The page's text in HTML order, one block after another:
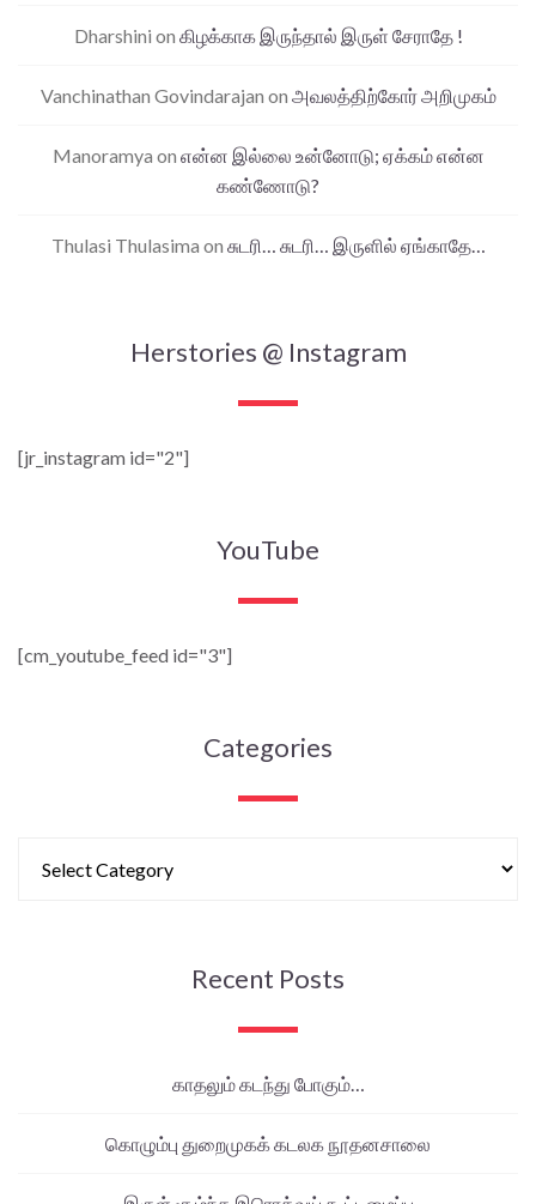
Dharshini on கிழக்காக இருந்தால் இருள் சேராதே !
Vanchinathan Govindarajan on அவலத்திற்கோர் அறிமுகம்
Manoramya on என்ன இல்லை உன்னோடு; ஏக்கம் என்ன
கண்ணோடு?
Thulasi Thulasima on சுடரி… சுடரி… இருளில் ஏங்காதே…
Herstories @ Instagram
[jr_instagram id="2"]
YouTube
[cm_youtube_feed id="3"]
Categories
Recent Posts
காதலும் கடந்து போகும்…
கொழும்பு துறைமுகக் கடலக நூதனசாலை